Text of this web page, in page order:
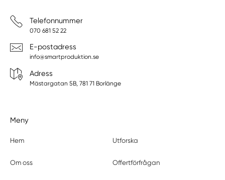
Telefonnummer
070 681 52 22
E-postadress
info@smartproduktion.se
Adress
Mästargatan 5B, 781 71 Borlänge
Meny
Hem Utforska
Om oss Offertförfrågan